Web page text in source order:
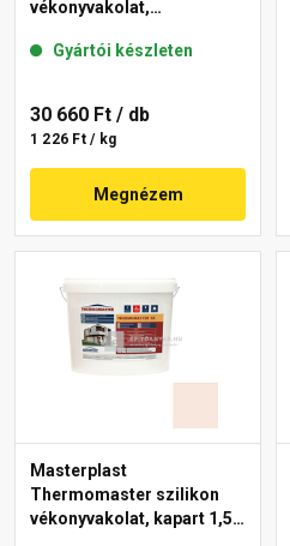
vékonyvakolat,
04-C 25 kg
Gyártói készleten
30 660 Ft / db
1 226 Ft / kg
Megnézem
Masterplast
Thermomaster szilikon
vékonyvakolat, kapart 1,5